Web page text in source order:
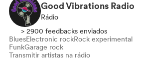
Good Vibrations Radio
Rádio
> 2900 feedbacks enviados
BluesElectronic rockRock experimental
FunkGarage rock
Transmitir artistas na rádio